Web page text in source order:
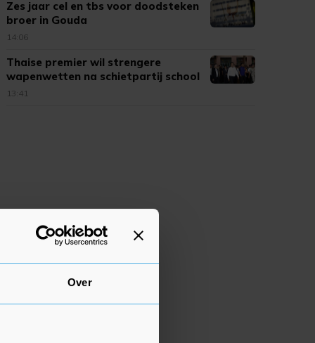
Over
Zes jaar cel en tbs voor doodsteken
broer in Gouda
14:06
Thaise premier wil strengere
wapenwetten na schietpartij school
13:41